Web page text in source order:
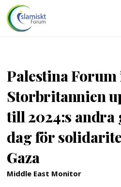
Palestina Forum
Storbritannien
till 2024:s andra
dag för
Gaza
Middle East Monitor